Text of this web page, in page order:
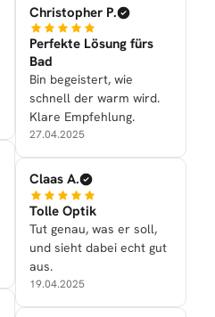
Christopher P.
Perfekte Lösung fürs
Bad
Bin begeistert, wie
schnell der warm wird.
Klare Empfehlung.
27.04.2025
Claas A.
Tolle Optik
Tut genau, was er soll,
und sieht dabei echt gut
aus.
19.04.2025